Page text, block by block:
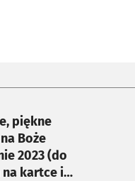
piękne
Boże
2023 (do
na kartce i